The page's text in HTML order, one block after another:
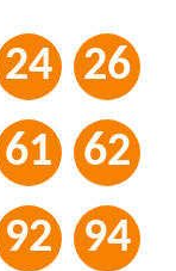
24
26
61
62
92
94